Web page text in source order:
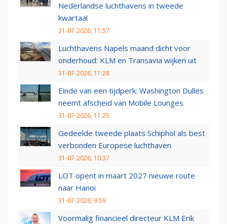
Nederlandse luchthavens in tweede
kwartaal
31-07-2026, 11:57
Luchthavens Napels maand dicht voor
onderhoud: KLM en Transavia wijken uit
31-07-2026, 11:28
Einde van een tijdperk: Washington Dulles
neemt afscheid van Mobile Lounges
31-07-2026, 11:25
Gedeelde tweede plaats Schiphol als best
verbonden Europese luchthaven
31-07-2026, 10:37
LOT opent in maart 2027 nieuwe route
naar Hanoi
31-07-2026, 9:59
Voormalig financieel directeur KLM Erik